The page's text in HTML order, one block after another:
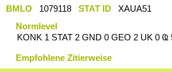
BMLO 1079118 STAT ID
XAUA51
Normlevel
KONK 1 STAT 2 GND 0 GEO 2 UK 0 Ҩ
Empfohlene Zitierweise